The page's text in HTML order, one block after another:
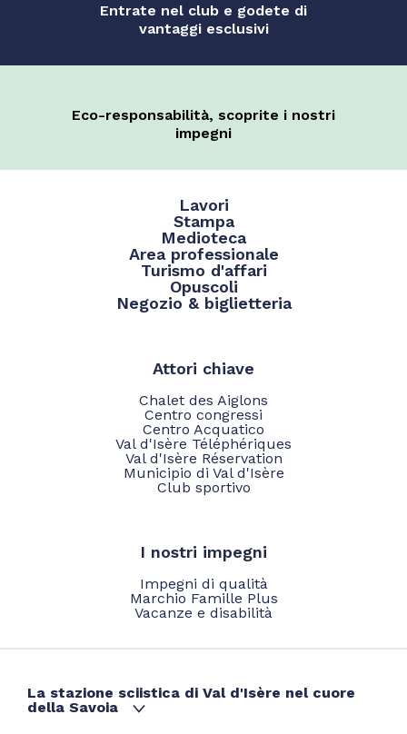
Entrate nel club e godete di
vantaggi esclusivi
Eco-responsabilità, scoprite i nostri
impegni
Lavori
Stampa
Medioteca
Area professionale
Turismo d'affari
Opuscoli
Negozio & biglietteria
Attori chiave
Chalet des Aiglons
Centro congressi
Centro Acquatico
Val d'Isère Téléphériques
Val d'Isère Réservation
Municipio di Val d'Isère
Club sportivo
I nostri impegni
Impegni di qualità
Marchio Famille Plus
Vacanze e disabilità
La stazione sciistica di Val d'Isère nel cuore
della Savoia